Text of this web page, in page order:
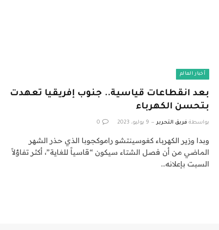
أخبار العالم
بعد انقطاعات قياسية.. جنوب إفريقيا تعهدت
بتحسن الكهرباء
بواسطة فريق التحرير 9 يوليو، 2023 0
وبدا وزير الكهرباء كغوسينتشو راموكجوبا الذي حذر الشهر
الماضي من أن فصل الشتاء سيكون “قاسياً للغاية”، أكثر تفاؤلاً
السبت بإعلانه…